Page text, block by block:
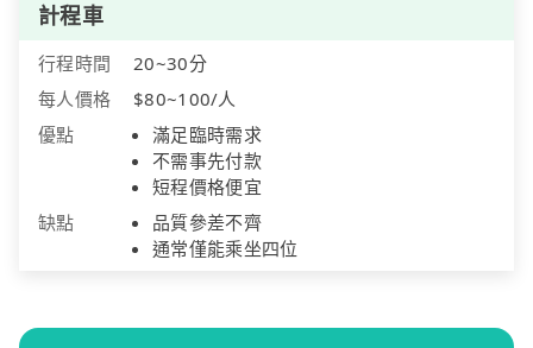
計程車
行程時間
20~30分
每人價格
$80~100/人
優點
滿足臨時需求
不需事先付款
短程價格便宜
缺點
品質參差不齊
通常僅能乘坐四位